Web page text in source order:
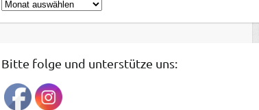
B
e
r
g
Bitte folge und unterstütze uns: